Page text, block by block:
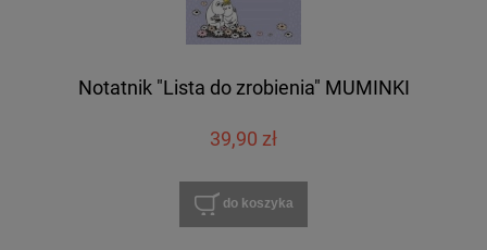
Notatnik "Lista do zrobienia" MUMINKI
39,90 zł
do koszyka